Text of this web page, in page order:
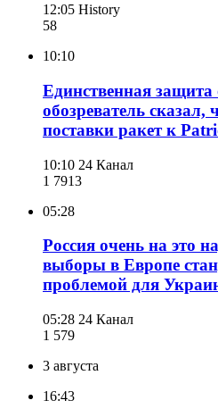
12:05 History
58
10:10
Единственная защита
обозреватель сказал,
поставки ракет к
10:10 24 Канал
1 7913
05:28
Россия очень на это
выборы в Европе
проблемой для
05:28 24 Канал
1 579
3 августа
16:43